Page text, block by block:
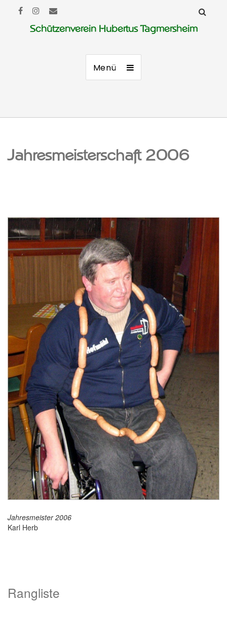
Schützenverein Hubertus Tagmersheim
Menü
Jahresmeisterschaft 2006
Jahresmeister 2006
Karl Herb
Rangliste